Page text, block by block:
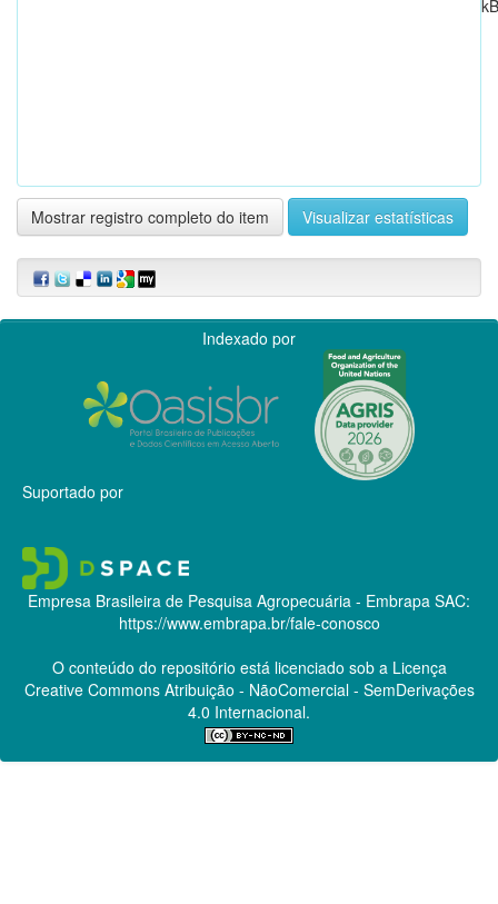
kB
Mostrar registro completo do item Visualizar estatísticas
Indexado por
Suportado por
Empresa Brasileira de Pesquisa Agropecuária - Embrapa SAC:
https://www.embrapa.br/fale-conosco
O conteúdo do repositório está licenciado sob a Licença
Creative CommonsAtribuição - NãoComercial - SemDerivações
4.0 Internacional.